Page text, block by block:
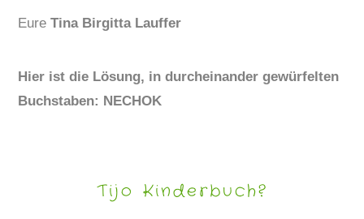
EureTina Birgitta Lauffer
Hier ist die Lösung, in durcheinander gewürfelten
Buchstaben: NECHOK
Tijo Kinderbuch?